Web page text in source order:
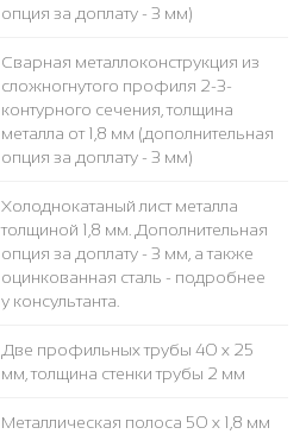
опция за доплату - 3 мм)
Сварная металлоконструкция из
сложногнутого профиля 2-3-
контурного сечения, толщина
металла от 1,8 мм (дополнительная
опция за доплату - 3 мм)
Холоднокатаный лист металла
толщиной 1,8 мм. Дополнительная
опция за доплату - 3 мм, а также
оцинкованная сталь - подробнее
у консультанта.
Две профильных трубы 40 х 25
мм, толщина стенки трубы 2 мм
Металлическая полоса 50 х 1,8 мм